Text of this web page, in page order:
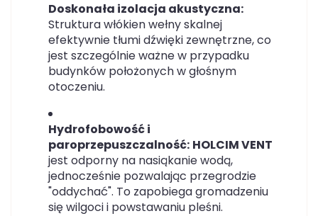
Doskonała izolacja akustyczna:
Struktura włókien wełny skalnej
efektywnie tłumi dźwięki zewnętrzne, co
jest szczególnie ważne w przypadku
budynków położonych w głośnym
otoczeniu.
Hydrofobowość i
paroprzepuszczalność: HOLCIM VENT
jest odporny na nasiąkanie wodą,
jednocześnie pozwalając przegrodzie
"oddychać". To zapobiega gromadzeniu
się wilgoci i powstawaniu pleśni.